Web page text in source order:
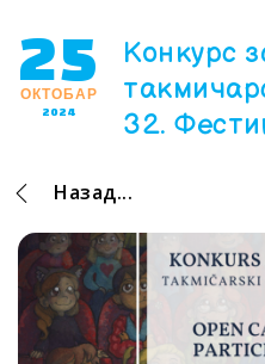
25
ОКТОБАР
2024
Kонкурс
32.
Назад...